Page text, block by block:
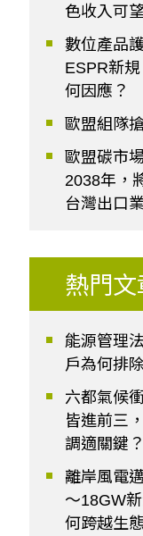
色收入可
數位產品
ESPR新
何因應？
歐盟組隊
歐盟碳市
2038年，
台灣出口
熱門文
能源管理
戶為何排
六都氣候
皆進前三
調適關鍵？
離岸風電
～18GW
何跨越生